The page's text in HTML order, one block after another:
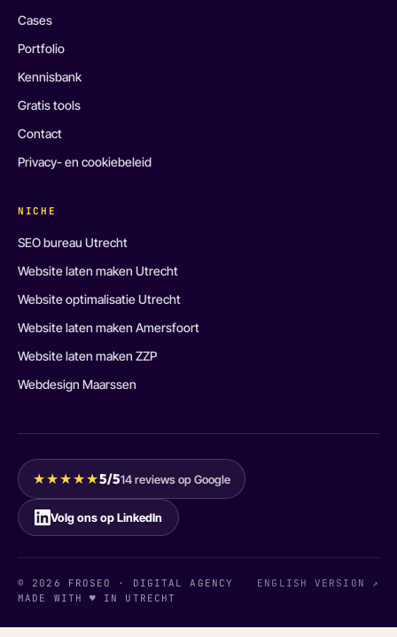
Cases
Portfolio
Kennisbank
Gratis tools
Contact
Privacy- en cookiebeleid
NICHE
SEO bureau Utrecht
Website laten maken Utrecht
Website optimalisatie Utrecht
Website laten maken Amersfoort
Website laten maken ZZP
Webdesign Maarssen
★★★★★5/514 reviews op Google
Volg ons op LinkedIn
© 2026 FROSEO · DIGITAL AGENCY
ENGLISH VERSION ↗
MADE WITH ♥ IN UTRECHT